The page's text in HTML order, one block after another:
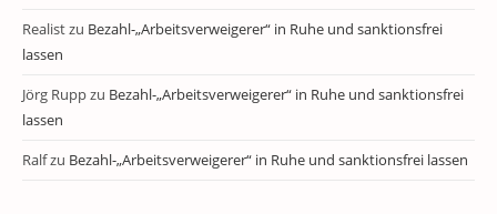
Realistzu Bezahl-„Arbeitsverweigerer“ in Ruhe und sanktionsfrei
lassen
Jörg Ruppzu Bezahl-„Arbeitsverweigerer“ in Ruhe und sanktionsfrei
lassen
Ralfzu Bezahl-„Arbeitsverweigerer“ in Ruhe und sanktionsfrei lassen